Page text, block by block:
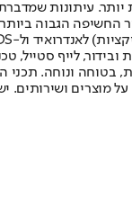
עיתונות
הפך "ישראל היום" לעיתון
לייף סטייל,
בטוחה ונוחה.
מוצרים ושירותים.